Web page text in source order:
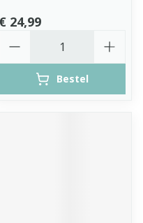
€ 24,99
Bestel